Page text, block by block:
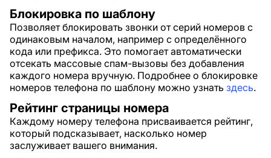
Блокировка по шаблону
Позволяет блокировать звонки от серий номеров с
одинаковым началом, например с определённого
кода или префикса. Это помогает автоматически
отсекать массовые спам-вызовы без добавления
каждого номера вручную. Подробнее о блокировке
номеров телефона по шаблону можно узнать здесь.
Рейтинг страницы номера
Каждому номеру телефона присваивается рейтинг,
который подсказывает, насколько номер
заслуживает вашего внимания.